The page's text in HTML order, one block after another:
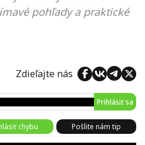
pohľady a praktické
Zdieľajte nás
Prihlásiť sa
chybu Pošlite nám tip